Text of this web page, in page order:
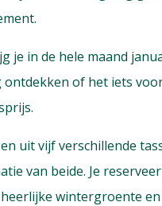
je in de hele maand
ontdekken of het iets
uit vijf verschillende
van beide. Je
wintergroente